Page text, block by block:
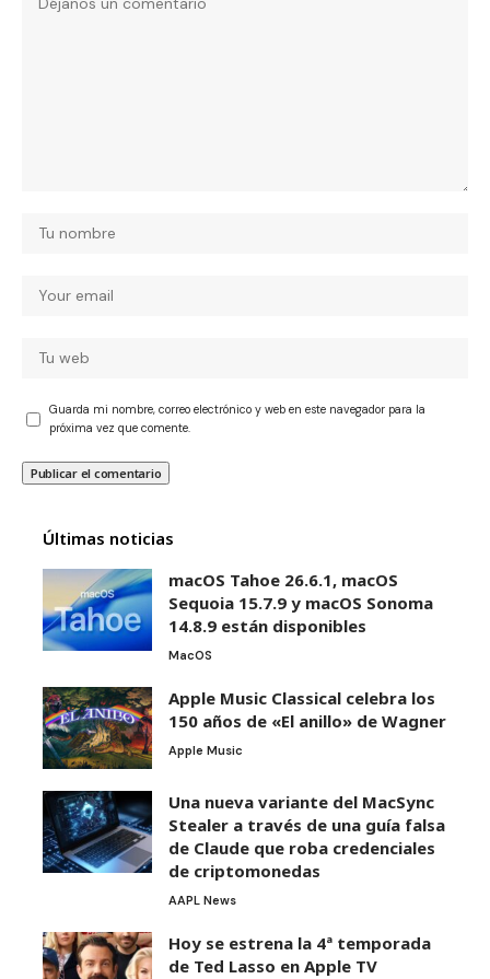
Guarda mi nombre, correo electrónico y web en este navegador para la
próxima vez que comente.
Últimas noticias
macOS Tahoe 26.6.1, macOS
Sequoia 15.7.9 y macOS Sonoma
14.8.9 están disponibles
MacOS
Apple Music Classical celebra los
150 años de «El anillo» de Wagner
Apple Music
Una nueva variante del MacSync
Stealer a través de una guía falsa
de Claude que roba credenciales
de criptomonedas
AAPL News
Hoy se estrena la 4ª temporada
de Ted Lasso en Apple TV